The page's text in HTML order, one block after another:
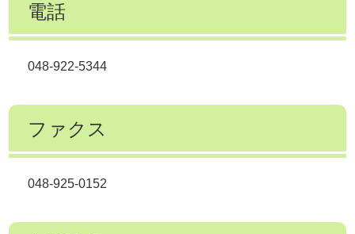
電話
048-922-5344
ファクス
048-925-0152